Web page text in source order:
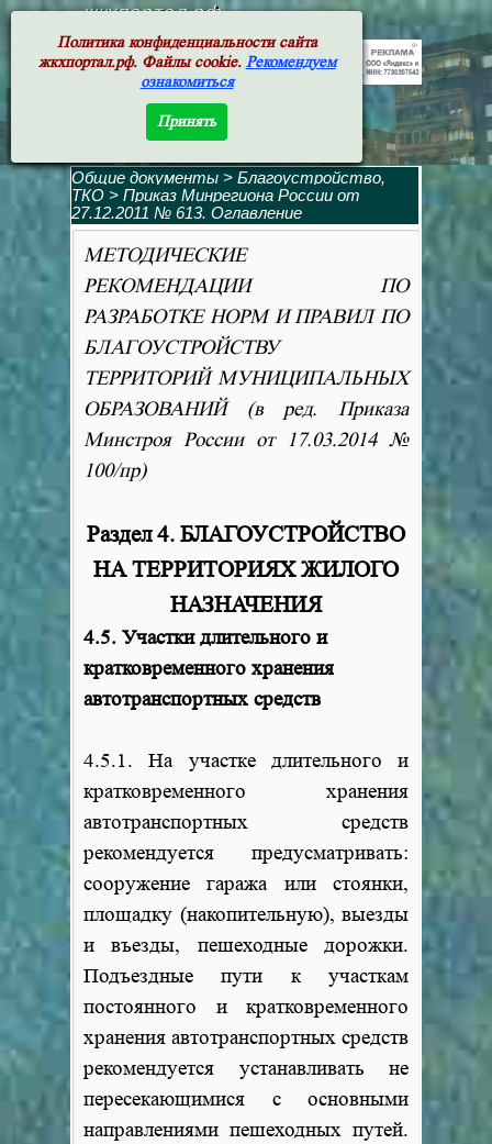
жкхпортал.рф
Общие документы > Благоустройство,
ТКО > Приказ Минрегиона России от
27.12.2011 № 613. Оглавление
МЕТОДИЧЕСКИЕ
РЕКОМЕНДАЦИИ ПО
РАЗРАБОТКЕ НОРМ И ПРАВИЛ ПО
БЛАГОУСТРОЙСТВУ
ТЕРРИТОРИЙ МУНИЦИПАЛЬНЫХ
ОБРАЗОВАНИЙ (в ред. Приказа
Минстроя России от 17.03.2014 №
100/пр)
Раздел 4. БЛАГОУСТРОЙСТВО
НА ТЕРРИТОРИЯХ ЖИЛОГО
НАЗНАЧЕНИЯ
4.5. Участки длительного и
кратковременного хранения
автотранспортных средств
4.5.1. На участке длительного и
кратковременного хранения
автотранспортных средств
рекомендуется предусматривать:
сооружение гаража или стоянки,
площадку (накопительную), выезды
и въезды, пешеходные дорожки.
Подъездные пути к участкам
постоянного и кратковременного
хранения автотранспортных средств
рекомендуется устанавливать не
пересекающимися с основными
направлениями пешеходных путей.
Политика конфиденциальности сайта
жкхпортал.рф. Файлы cookie. Рекомендуем
ознакомиться
Принять